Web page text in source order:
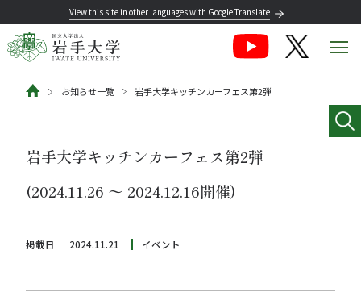
View this site in other languages with Google Translate
お知らせ一覧 岩手大学キッチンカーフェス第2弾
岩手大学キッチンカーフェス第2弾
(2024.11.26 〜 2024.12.16開催)
掲載日 2024.11.21 イベント